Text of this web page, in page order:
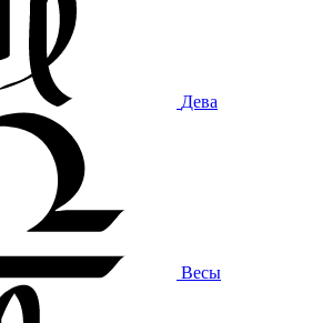
Дева
Весы